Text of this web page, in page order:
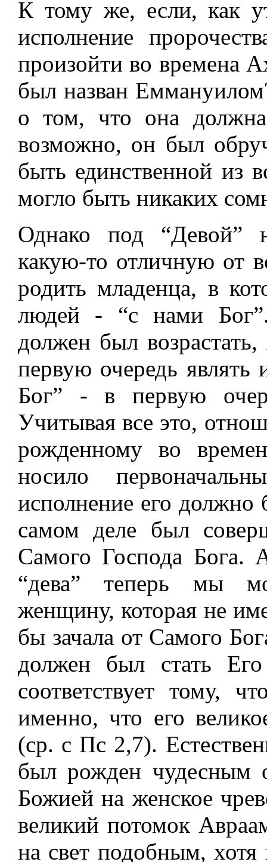
К тому же, если, как
исполнение
произойти во времена
был назван
о том, что она
возможно, он был
быть единственной из
могло быть никаких
Однако под “Девой”
какую-то отличную от
родить младенца, в
людей - “с нами
должен был
первую очередь
Бог” - в первую
Учитывая все это,
рожденному во
носило
исполнение его
самом деле был
Самого Господа Бога.
“дева” теперь мы
женщину, которая не
бы зачала от Самого
должен был стать
соответствует тому,
именно, что его
(ср. с Пс 2,7).
был рожден чудесным
Божией на женское
великий потомок
на свет подобным,